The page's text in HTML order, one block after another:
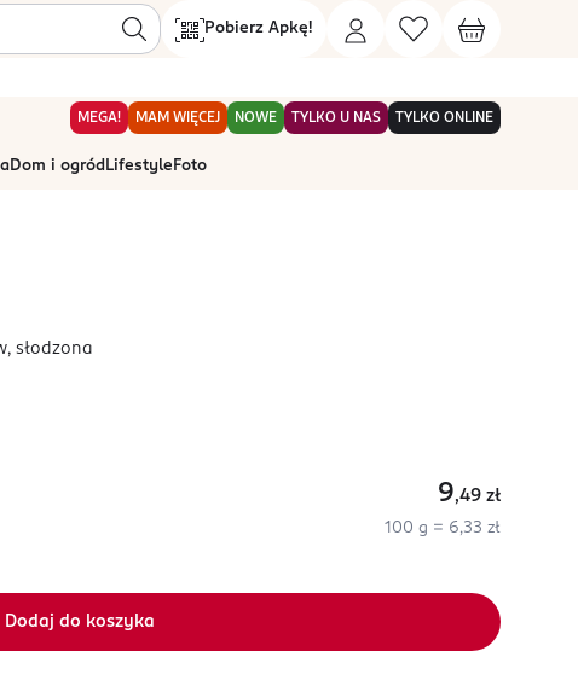
Pobierz Apkę!
MEGA! MAM WIĘCEJ NOWE TYLKO U NAS TYLKO ONLINE
Dom i ogród Lifestyle Foto
słodzona
9,49 zł
100 g = 6,33 zł
Dodaj do koszyka